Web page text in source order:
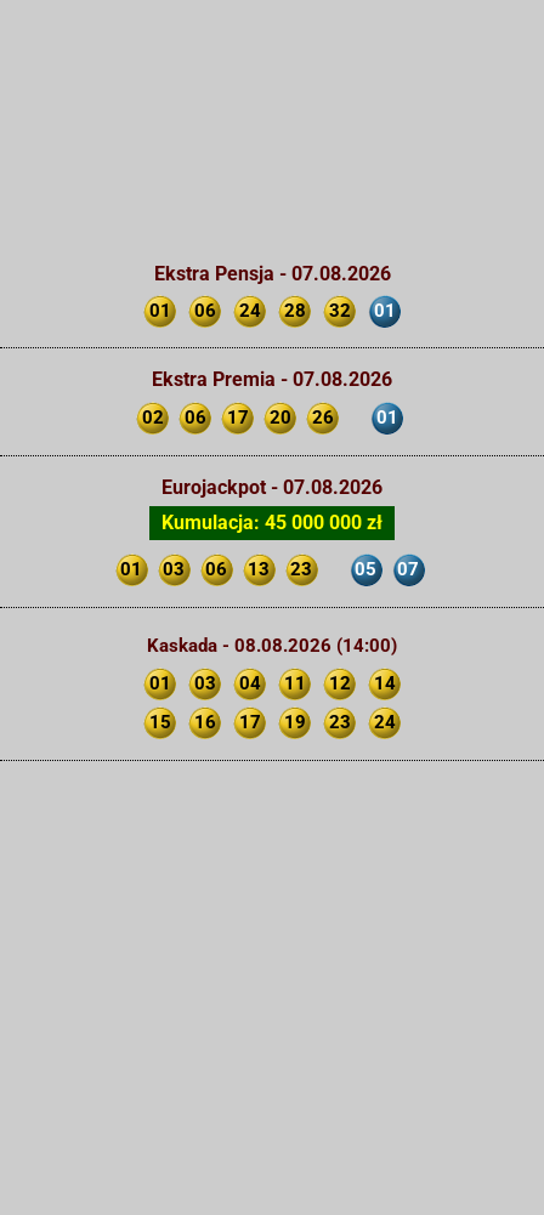
Ekstra Pensja - 07.08.2026
01 06 24 28 32 01
Ekstra Premia - 07.08.2026
02 06 17 20 26 01
Eurojackpot - 07.08.2026
Kumulacja: 45 000 000 zł
01 03 06 13 23 05 07
Kaskada - 08.08.2026 (14:00)
01
03 04 11 12
14
15
16 17 19 23 24